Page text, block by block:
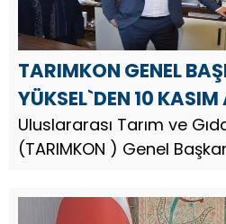
TARIMKON GENEL
YÜKSEL`DEN 10
ANMA GÜNÜ MESAJI
Uluslararası Tarım ve
(TARIMKON ) Genel
Mustafa Kemal Atatürk’ün